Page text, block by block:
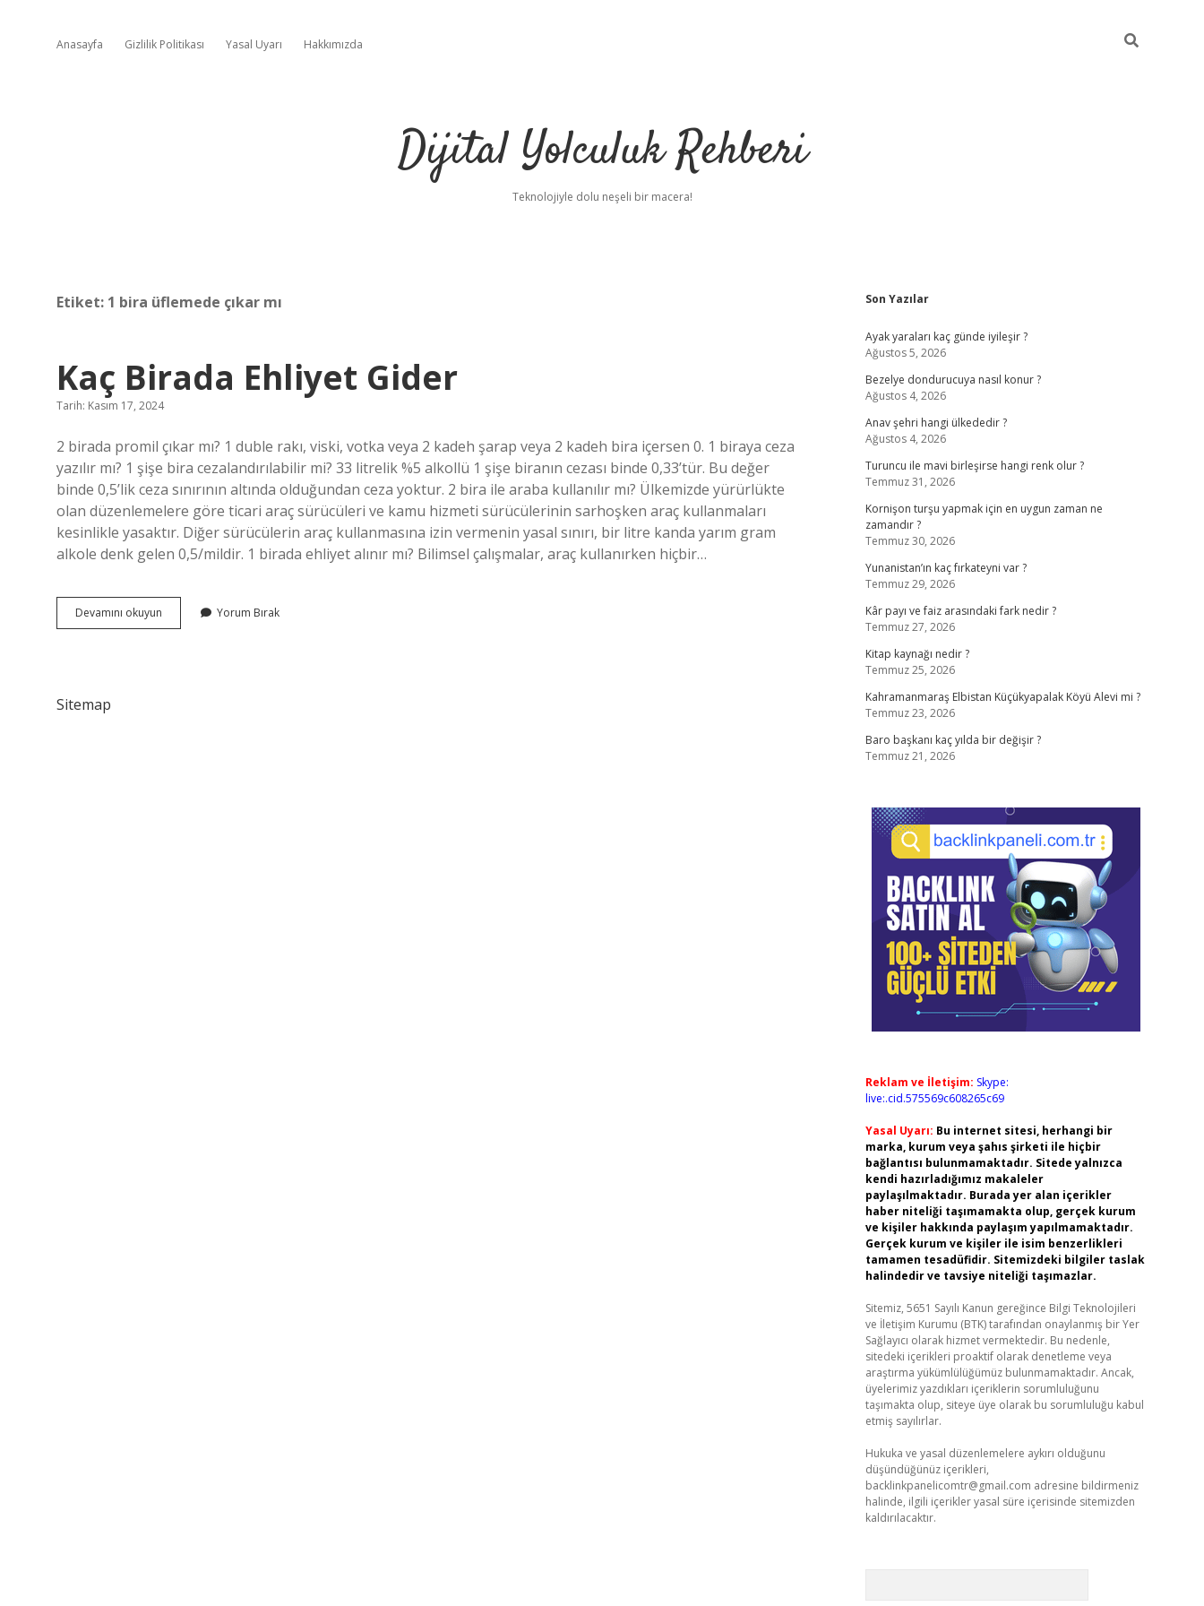
Anasayfa Gizlilik Politikası Yasal Uyarı Hakkımızda
Dijital Yolculuk Rehberi
Teknolojiyle dolu neşeli bir macera!
Etiket: 1 bira üflemede çıkar mı
Kaç Birada Ehliyet Gider
Tarih: Kasım 17, 2024
2 birada promil çıkar mı? 1 duble rakı, viski, votka veya 2 kadeh şarap veya 2 kadeh bira içersen 0. 1 biraya ceza
yazılır mı? 1 şişe bira cezalandırılabilir mi? 33 litrelik %5 alkollü 1 şişe biranın cezası binde 0,33’tür. Bu değer
binde 0,5’lik ceza sınırının altında olduğundan ceza yoktur. 2 bira ile araba kullanılır mı? Ülkemizde yürürlükte
olan düzenlemelere göre ticari araç sürücüleri ve kamu hizmeti sürücülerinin sarhoşken araç kullanmaları
kesinlikle yasaktır. Diğer sürücülerin araç kullanmasına izin vermenin yasal sınırı, bir litre kanda yarım gram
alkole denk gelen 0,5/mildir. 1 birada ehliyet alınır mı? Bilimsel çalışmalar, araç kullanırken hiçbir…
Devamını okuyun
Birada
Yorum Bırak
Sitemap
Sidebar
Son Yazılar
Ayak yaraları kaç günde iyileşir ?
Ağustos 5, 2026
Bezelye dondurucuya nasıl konur ?
Ağustos 4, 2026
Anav şehri hangi ülkededir ?
Ağustos 4, 2026
Turuncu ile mavi birleşirse hangi renk olur ?
Temmuz 31, 2026
Kornişon turşu yapmak için en uygun zaman ne
zamandır ?
Temmuz 30, 2026
Yunanistan’ın kaç fırkateyni var ?
Temmuz 29, 2026
Kâr payı ve faiz arasındaki fark nedir ?
Temmuz 27, 2026
Kitap kaynağı nedir ?
Temmuz 25, 2026
Kahramanmaraş Elbistan Küçükyapalak Köyü Alevi mi ?
Temmuz 23, 2026
Baro başkanı kaç yılda bir değişir ?
Temmuz 21, 2026
Reklam ve İletişim: Skype:
live:.cid.575569c608265c69
Yasal Uyarı: Bu internet sitesi, herhangi bir
marka, kurum veya şahıs şirketi ile hiçbir
bağlantısı bulunmamaktadır. Sitede yalnızca
kendi hazırladığımız makaleler
paylaşılmaktadır. Burada yer alan içerikler
haber niteliği taşımamakta olup, gerçek kurum
ve kişiler hakkında paylaşım yapılmamaktadır.
Gerçek kurum ve kişiler ile isim benzerlikleri
tamamen tesadüfidir. Sitemizdeki bilgiler taslak
halindedir ve tavsiye niteliği taşımazlar.
Sitemiz, 5651 Sayılı Kanun gereğince Bilgi Teknolojileri
ve İletişim Kurumu (BTK) tarafından onaylanmış bir Yer
Sağlayıcı olarak hizmet vermektedir. Bu nedenle,
sitedeki içerikleri proaktif olarak denetleme veya
araştırma yükümlülüğümüz bulunmamaktadır. Ancak,
üyelerimiz yazdıkları içeriklerin sorumluluğunu
taşımakta olup, siteye üye olarak bu sorumluluğu kabul
etmiş sayılırlar.
Hukuka ve yasal düzenlemelere aykırı olduğunu
düşündüğünüz içerikleri,
backlinkpanelicomtr@gmail.com adresine bildirmeniz
halinde, ilgili içerikler yasal süre içerisinde sitemizden
kaldırılacaktır.